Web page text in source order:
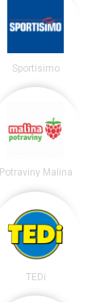
Sportisimo
Potraviny Malina
TEDi